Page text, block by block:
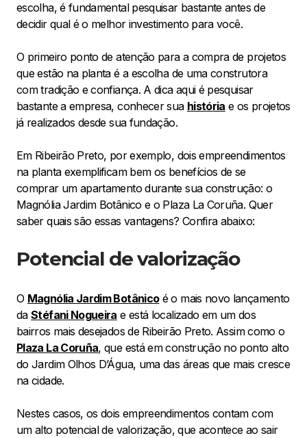
escolha, é fundamental pesquisar bastante antes de
decidir qual é o melhor investimento para você.
O primeiro ponto de atenção para a compra de projetos
que estão na planta é a escolha de uma construtora
com tradição e confiança. A dica aqui é pesquisar
bastante a empresa, conhecer sua história e os projetos
já realizados desde sua fundação.
Em Ribeirão Preto, por exemplo, dois empreendimentos
na planta exemplificam bem os benefícios de se
comprar um apartamento durante sua construção: o
Magnólia Jardim Botânico e o Plaza La Coruña. Quer
saber quais são essas vantagens? Confira abaixo:
Potencial de valorização
O Magnólia Jardim Botânicoé o mais novo lançamento
daStéfani Nogueira e está localizado em um dos
bairros mais desejados de Ribeirão Preto. Assim como o
Plaza La Coruña, que está em construção no ponto alto
do Jardim Olhos D’Água, uma das áreas que mais cresce
na cidade.
Nestes casos, os dois empreendimentos contam com
um alto potencial de valorização, que acontece ao sair